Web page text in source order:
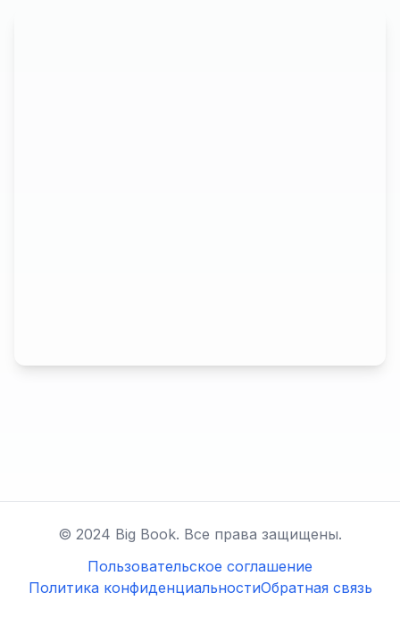
© 2024 Big Book. Все права защищены.
Пользовательское соглашение
Политика конфиденциальностиОбратная связь